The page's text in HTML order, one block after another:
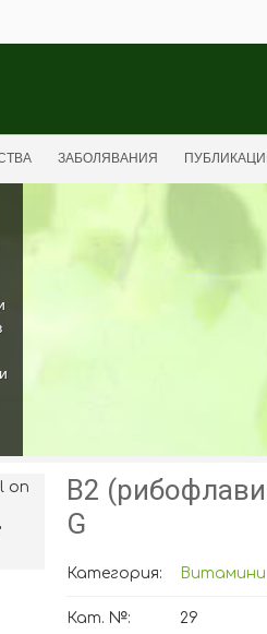
ЗАБОЛЯВАНИЯ
on
B2
G
Категория:
Кат. №: 29